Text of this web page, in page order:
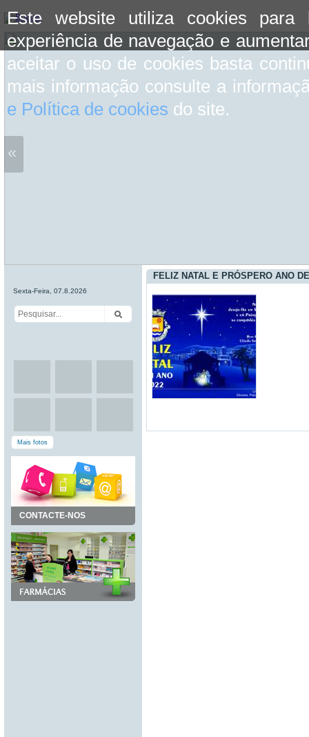
Este website utiliza cookies para
experiência de navegação e
aceitar o uso de cookies basta
mais informação consulte a
e Política de cookies do site.
«
Sexta-Feira, 07.8.2026
Mais fotos
CONTACTE-NOS
FELIZ NATAL E PRÓSPERO ANO